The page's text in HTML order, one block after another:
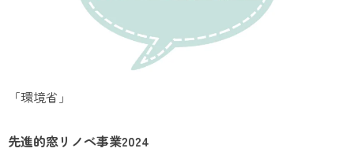
「環境省」
先進的窓リノベ事業2024